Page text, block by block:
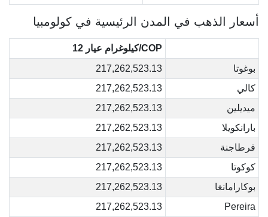
أسعار الذهب في المدن الرئيسية في كولومبيا
COP/كيلوغرام عيار 12
بوغوتا
217,262,523.13
كالي
217,262,523.13
ميديلين
217,262,523.13
بارانكويلا
217,262,523.13
قرطاجنة
217,262,523.13
كوكوتا
217,262,523.13
بوكارامانغا
217,262,523.13
Pereira
217,262,523.13